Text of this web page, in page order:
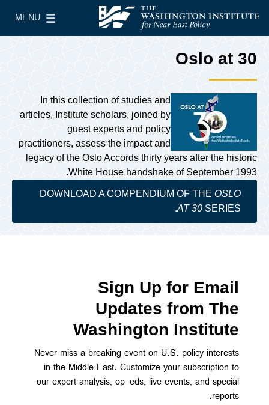
معهد واشنطن لسياسات الشرق الأدنى
MENU
Main Menu
Oslo at 30
In this collection of studies and
articles, Institute scholars, joined by
guest experts and policy
practitioners, assess the impact and
legacy of the Oslo Accords thirty years after the historic
White House handshake of September 1993.
DOWNLOAD A COMPENDIUM OF THE OSLO
AT 30 SERIES.
Sign Up for Email
Updates from The
Washington Institute
Never miss a breaking event on U.S. policy interests
in the Middle East. Customize your subscription to
our expert analysis, op-eds, live events, and special
reports.